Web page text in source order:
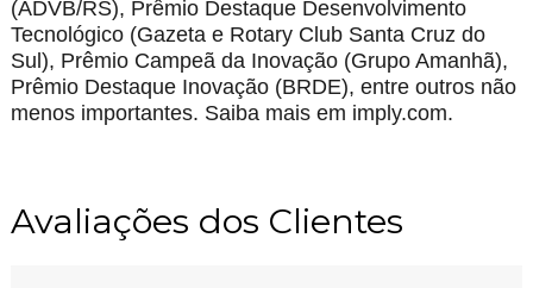
(ADVB/RS), Prêmio Destaque Desenvolvimento
Tecnológico (Gazeta e Rotary Club Santa Cruz do
Sul), Prêmio Campeã da Inovação (Grupo Amanhã),
Prêmio Destaque Inovação (BRDE), entre outros não
menos importantes. Saiba mais em imply.com.
Avaliações dos Clientes